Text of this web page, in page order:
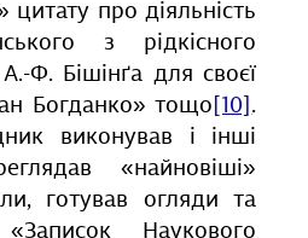
цитату про діяльність
з рідкісного
Ф. Бішінґа для своєї
Богданко» тощо [10] .
виконував і інші
«найновіші»
готував огляди та
Наукового